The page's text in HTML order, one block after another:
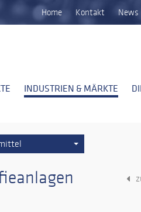
Home Kontakt News
INDUSTRIEN & MÄRKTE